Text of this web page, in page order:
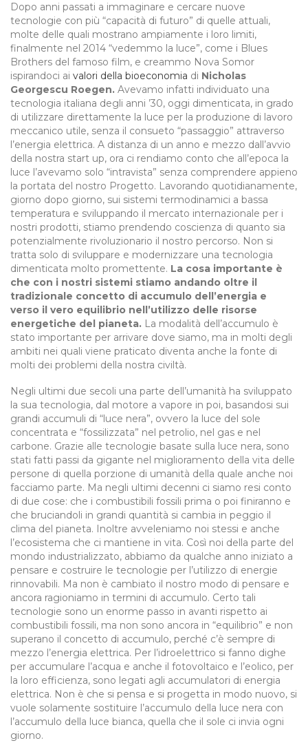
Dopo anni passati a immaginare e cercare nuove
tecnologie con più “capacità di futuro” di quelle attuali,
molte delle quali mostrano ampiamente i loro limiti,
finalmente nel 2014 “vedemmo la luce”, come i Blues
Brothers del famoso film, e creammo Nova Somor
ispirandoci ai valori della bioeconomia di Nicholas
Georgescu Roegen. Avevamo infatti individuato una
tecnologia italiana degli anni ’30, oggi dimenticata, in grado
di utilizzare direttamente la luce per la produzione di lavoro
meccanico utile, senza il consueto “passaggio” attraverso
l’energia elettrica. A distanza di un anno e mezzo dall’avvio
della nostra start up, ora ci rendiamo conto che all’epoca la
luce l’avevamo solo “intravista” senza comprendere appieno
la portata del nostro Progetto. Lavorando quotidianamente,
giorno dopo giorno, sui sistemi termodinamici a bassa
temperatura e sviluppando il mercato internazionale per i
nostri prodotti, stiamo prendendo coscienza di quanto sia
potenzialmente rivoluzionario il nostro percorso. Non si
tratta solo di sviluppare e modernizzare una tecnologia
dimenticata molto promettente. La cosa importante è
che con i nostri sistemi stiamo andando oltre il
tradizionale concetto di accumulo dell’energia e
verso il vero equilibrio nell’utilizzo delle risorse
energetiche del pianeta. La modalità dell’accumulo è
stato importante per arrivare dove siamo, ma in molti degli
ambiti nei quali viene praticato diventa anche la fonte di
molti dei problemi della nostra civiltà.
Negli ultimi due secoli una parte dell’umanità ha sviluppato
la sua tecnologia, dal motore a vapore in poi, basandosi sui
grandi accumuli di “luce nera”, ovvero la luce del sole
concentrata e “fossilizzata” nel petrolio, nel gas e nel
carbone. Grazie alle tecnologie basate sulla luce nera, sono
stati fatti passi da gigante nel miglioramento della vita delle
persone di quella porzione di umanità della quale anche noi
facciamo parte. Ma negli ultimi decenni ci siamo resi conto
di due cose: che i combustibili fossili prima o poi finiranno e
che bruciandoli in grandi quantità si cambia in peggio il
clima del pianeta. Inoltre avveleniamo noi stessi e anche
l’ecosistema che ci mantiene in vita. Così noi della parte del
mondo industrializzato, abbiamo da qualche anno iniziato a
pensare e costruire le tecnologie per l’utilizzo di energie
rinnovabili. Ma non è cambiato il nostro modo di pensare e
ancora ragioniamo in termini di accumulo. Certo tali
tecnologie sono un enorme passo in avanti rispetto ai
combustibili fossili, ma non sono ancora in “equilibrio” e non
superano il concetto di accumulo, perché c’è sempre di
mezzo l’energia elettrica. Per l’idroelettrico si fanno dighe
per accumulare l’acqua e anche il fotovoltaico e l’eolico, per
la loro efficienza, sono legati agli accumulatori di energia
elettrica. Non è che si pensa e si progetta in modo nuovo, si
vuole solamente sostituire l’accumulo della luce nera con
l’accumulo della luce bianca, quella che il sole ci invia ogni
giorno.